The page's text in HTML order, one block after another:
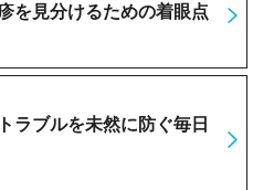
を見分けるための着眼点
ラブルを未然に防ぐ毎日